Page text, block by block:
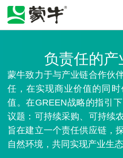
负责任的产
蒙牛致力于与产业链合作伙
任，在实现商业价值的同
值。在GREEN战略的指引
议题：可持续采购、可持续
旨在建立一个责任供应链，
自然环境，共同实现产业生